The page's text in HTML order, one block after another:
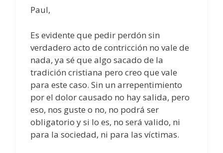
Paul,
Es evidente que pedir perdón sin
verdadero acto de contricción no vale de
nada, ya sé que algo sacado de la
tradición cristiana pero creo que vale
para este caso. Sin un arrepentimiento
por el dolor causado no hay salida, pero
eso, nos guste o no, no podrá ser
obligatorio y si lo es, no será valido, ni
para la sociedad, ni para las víctimas.